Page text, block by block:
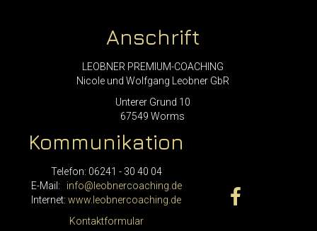
Anschrift
LEOBNER PREMIUM-COACHING
Nicole und Wolfgang Leobner GbR
Unterer Grund 10
67549 Worms
Kommunikation
Telefon: 06241 - 30 40 04
E-Mail: info@leobnercoaching.de
Internet: www.leobnercoaching.de
Kontaktformular